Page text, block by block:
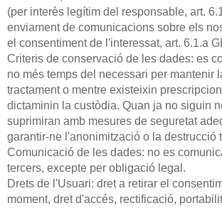
(per interès legítim del responsable, art.
enviament de comunicacions sobre els
el consentiment de l'interessat, art. 6.1.a
Criteris de conservació de les dades: es
no més temps del necessari per mantenir
tractament o mentre existeixin
dictaminin la custòdia. Quan ja no siguin
suprimiran amb mesures de seguretat
garantir-ne l'anonimització o la destrucció
Comunicació de les dades: no es
tercers, excepte per obligació legal.
Drets de l'Usuari: dret a retirar el
moment, dret d'accés, rectificació,